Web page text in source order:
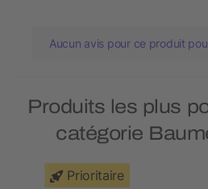
Aucun avis pour ce produit
Produits les plus
catégorie
Prioritaire